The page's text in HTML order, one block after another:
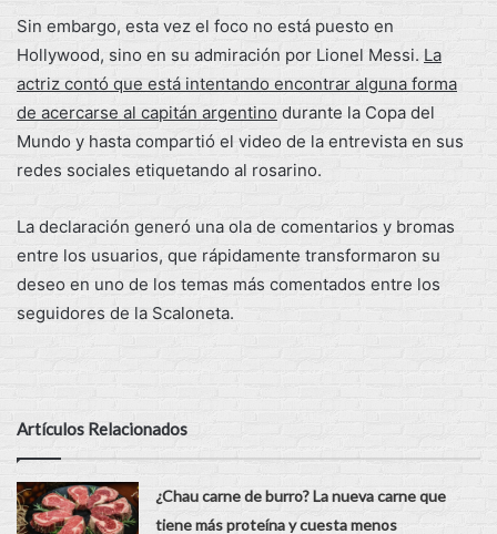
Sin embargo, esta vez el foco no está puesto en
Hollywood, sino en su admiración por Lionel Messi. La
actriz contó que está intentando encontrar alguna forma
de acercarse al capitán argentino durante la Copa del
Mundo y hasta compartió el video de la entrevista en sus
redes sociales etiquetando al rosarino.
La declaración generó una ola de comentarios y bromas
entre los usuarios, que rápidamente transformaron su
deseo en uno de los temas más comentados entre los
seguidores de la Scaloneta.
Artículos Relacionados
¿Chau carne de burro? La nueva carne que
tiene más proteína y cuesta menos